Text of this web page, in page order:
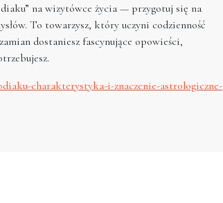
na wizytówce życia — przygotuj się na
To towarzysz, który uczyni codzienność
dostaniesz fascynujące opowieści,
charakterystyka-i-znaczenie-astrologiczne-